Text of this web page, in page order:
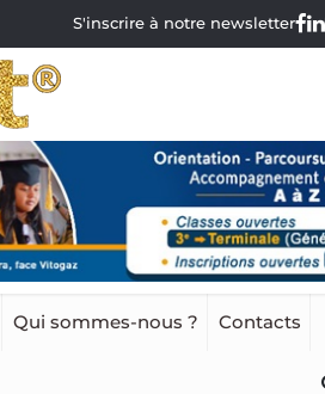
S'inscrire à notre newsletter
Qui sommes-nous ? Contacts